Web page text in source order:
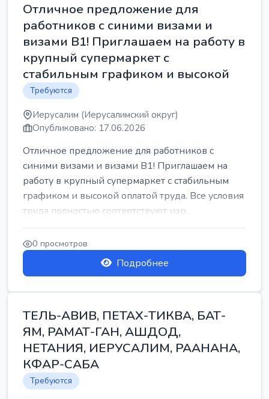
Отличное предложение для
работников с синими визами и
визами B1! Приглашаем на работу в
крупный супермаркет с
стабильным графиком и высокой
Требуются
Иерусалим (Иерусалимский округ)
Опубликовано: 17.06.2026
Отличное предложение для работников с
синими визами и визами B1! Приглашаем на
работу в крупный супермаркет с стабильным
графиком и высокой оплатой труда. Все условия
труда полностью соответствуют изр...
0 просмотров
Подробнее
ТЕЛЬ-АВИВ, ПЕТАХ-ТИКВА, БАТ-
ЯМ, РАМАТ-ГАН, АШДОД,
НЕТАНИЯ, ИЕРУСАЛИМ, РААНАНА,
КФАР-САБА
Требуются